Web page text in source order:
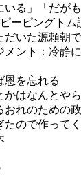
いる」「だが
ーピングトム
だいた源頼朝
メント：冷静
恩を忘れる
かはなんとや
おれのための
たので作って